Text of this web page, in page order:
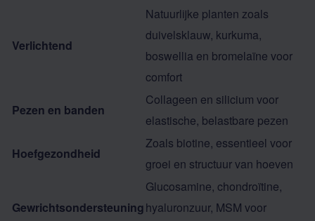
Verlichtend
Natuurlijke planten zoals
duivelsklauw, kurkuma,
boswellia en bromelaïne voor
comfort
Pezen en banden
Collageen en silicium voor
elastische, belastbare pezen
Hoefgezondheid
Zoals biotine, essentieel voor
groei en structuur van hoeven
Gewrichtsondersteuning
Glucosamine, chondroïtine,
hyaluronzuur, MSM voor